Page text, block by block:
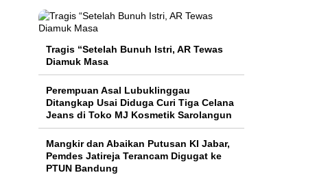
Tragis “Setelah Bunuh Istri, AR Tewas
Diamuk Masa
Perempuan Asal Lubuklinggau
Ditangkap Usai Diduga Curi Tiga Celana
Jeans di Toko MJ Kosmetik Sarolangun
Mangkir dan Abaikan Putusan KI Jabar,
Pemdes Jatireja Terancam Digugat ke
PTUN Bandung